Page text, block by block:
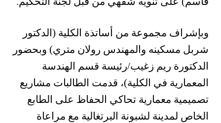
وبإشراف مجموعة من أساتذة الكلية (الدكتور
شربل مسكينه والمهندس رولان متري) وبحضور
الدكتورة ريم زغيب/رئيسة قسم الهندسة
المعمارية في الكلية)، قدمت الطالبات مشاريع
تصميمية معمارية تحاكي الحفاظ على الطابع
الخاص لمدينة لشبونة البرتغالية مع مراعاة